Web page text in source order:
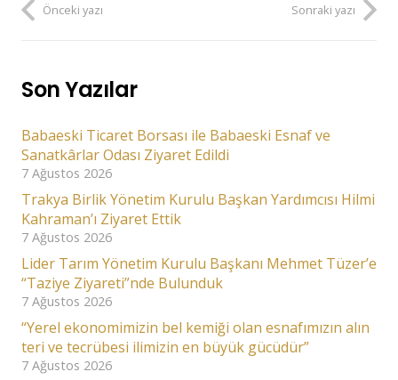
Önceki yazı Sonraki yazı
Son Yazılar
Babaeski Ticaret Borsası ile Babaeski Esnaf ve
Sanatkârlar Odası Ziyaret Edildi
7 Ağustos 2026
Trakya Birlik Yönetim Kurulu Başkan Yardımcısı Hilmi
Kahraman’ı Ziyaret Ettik
7 Ağustos 2026
Lider Tarım Yönetim Kurulu Başkanı Mehmet Tüzer’e
“Taziye Ziyareti”nde Bulunduk
7 Ağustos 2026
“Yerel ekonomimizin bel kemiği olan esnafımızın alın
teri ve tecrübesi ilimizin en büyük gücüdür”
7 Ağustos 2026